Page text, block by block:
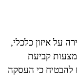
על איזון כלכלי,
קביעת
להבטיח כי העסקה